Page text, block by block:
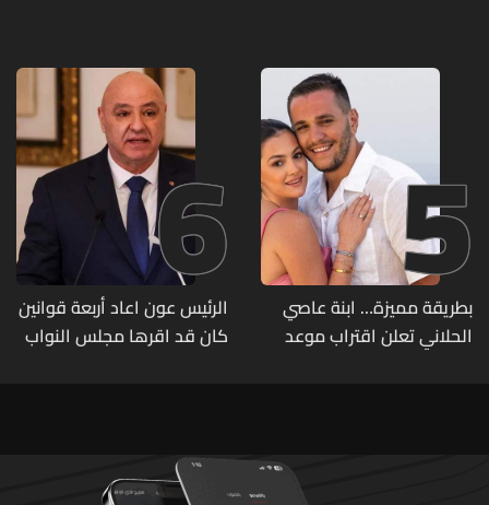
5
بطريقة مميزة… ابنة عاصي
الحلاني تعلن اقتراب موعد
6
الرئيس عون اعاد أربعة قوانين
كان قد اقرها مجلس النواب